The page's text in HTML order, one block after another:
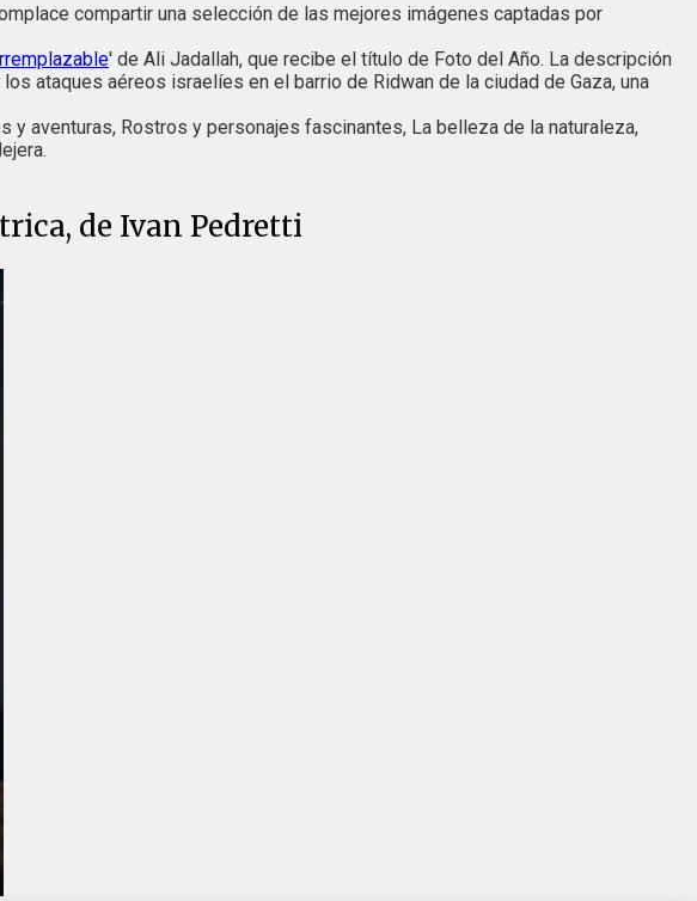
compartir una selección de las mejores imágenes captadas por
' de Ali Jadallah, que recibe el título de Foto del Año. La descripción
ataques aéreos israelíes en el barrio de Ridwan de la ciudad de Gaza, una
aventuras, Rostros y personajes fascinantes, La belleza de la naturaleza,
de Ivan Pedretti